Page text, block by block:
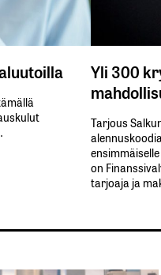
Yli 300
Tarjous
on
tarjoaja ja